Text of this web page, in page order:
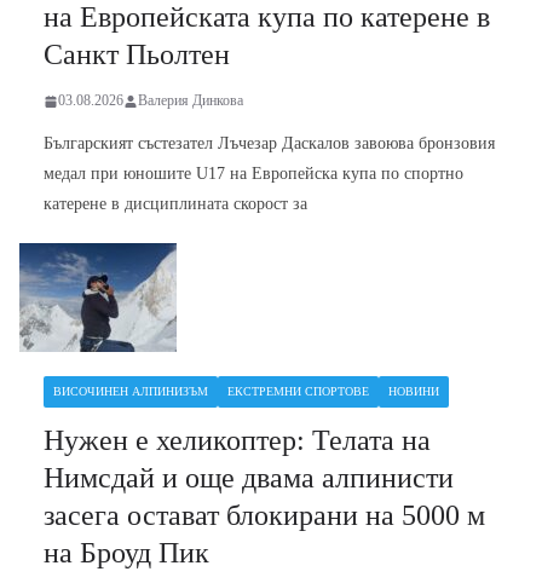
на Европейската купа по катерене в
Санкт Пьолтен
03.08.2026 Валерия Динкова
Българският състезател Лъчезар Даскалов завоюва бронзовия
медал при юношите U17 на Европейска купа по спортно
катерене в дисциплината скорост за
ВИСОЧИНЕН АЛПИНИЗЪМ ЕКСТРЕМНИ СПОРТОВЕ НОВИНИ
Нужен е хеликоптер: Телата на
Нимсдай и още двама алпинисти
засега остават блокирани на 5000 м
на Броуд Пик